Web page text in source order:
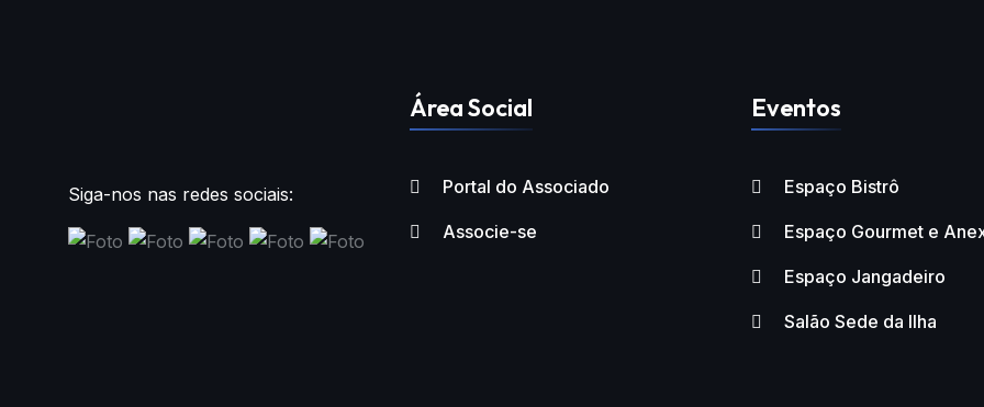
Siga-nos nas redes sociais:
Área Social
Portal do Associado
Associe-se
Eventos
Espaço Bistrô
Espaço Gourmet e
Espaço Jangadeiro
Salão Sede da Ilha